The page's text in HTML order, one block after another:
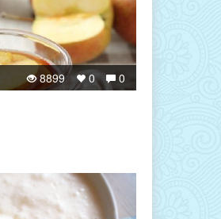
0
0
8899